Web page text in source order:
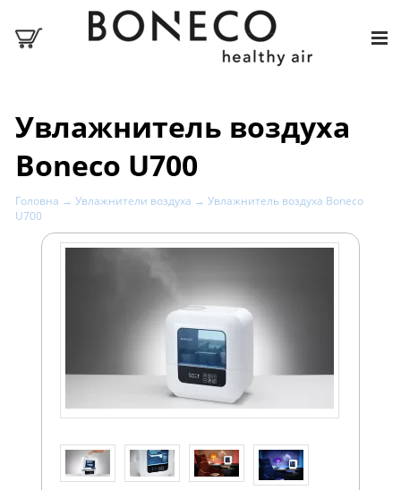
Увлажнитель воздуха
Boneco U700
Головна → Увлажнители воздуха → Увлажнитель воздуха Boneco
U700